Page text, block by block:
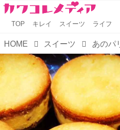
TOP キレイ スイーツ ライフ
HOME スイーツ